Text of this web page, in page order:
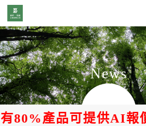
News
產品可提供AI報價，